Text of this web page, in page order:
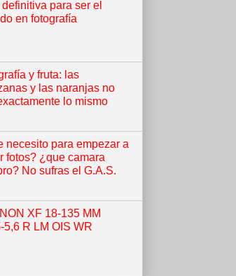
para ser el
en fotografía
y fruta: las
y las naranjas no
lo mismo
necesito para empezar a
fotos? ¿que camara
No sufras el G.A.S.
XF 18-135 MM
5,6 R LM OIS WR